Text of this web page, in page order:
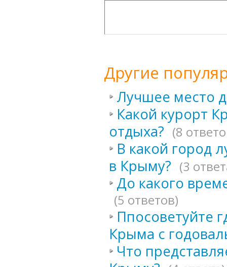
Другие
Лучшее место
Какой курорт
отдыха? (8
В какой город
в Крыму? (3
До какого
(5 ответов)
Ппосоветуйте
Крыма с
Что